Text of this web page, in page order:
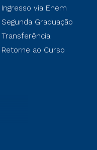
Ingresso via Enem
Segunda Graduação
Transferência
Retorne ao Curso